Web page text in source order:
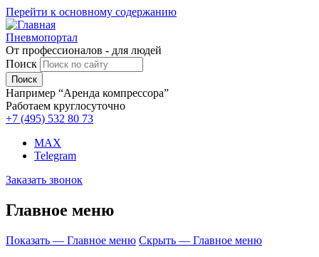
Перейти к основному содержанию
Пневмопортал
От профессионалов - для людей
Поиск
Например “Аренда компрессора”
Работаем круглосуточно
+7 (495) 532 80 73
MAX
Telegram
Заказать звонок
Главное меню
Показать — Главное меню Скрыть — Главное меню